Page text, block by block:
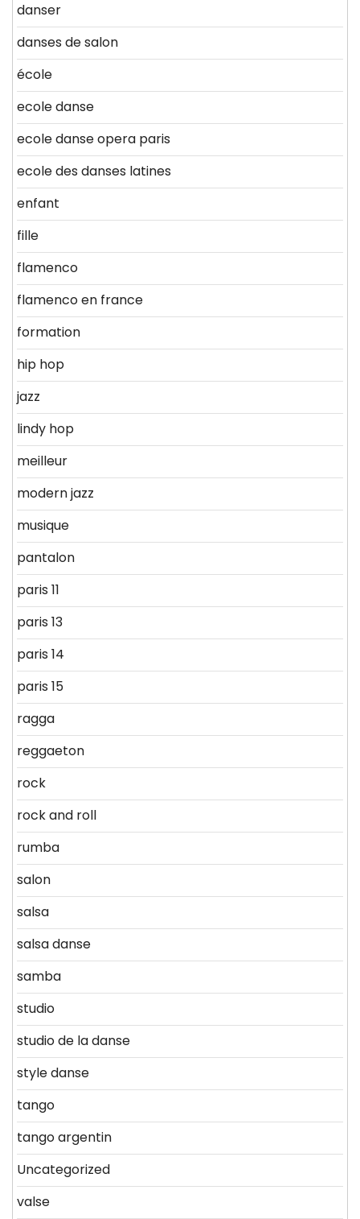
danser
danses de salon
école
ecole danse
ecole danse opera paris
ecole des danses latines
enfant
fille
flamenco
flamenco en france
formation
hip hop
jazz
lindy hop
meilleur
modern jazz
musique
pantalon
paris 11
paris 13
paris 14
paris 15
ragga
reggaeton
rock
rock and roll
rumba
salon
salsa
salsa danse
samba
studio
studio de la danse
style danse
tango
tango argentin
Uncategorized
valse